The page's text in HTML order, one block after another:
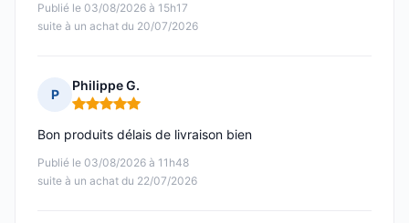
Publié le 03/08/2026 à 15h17
suite à un achat du 20/07/2026
P
Philippe G.
Note : 5 sur 5
Publié le 03/08/2026 à 11h48
suite à un achat du 22/07/2026
Bon produits délais de livraison bien